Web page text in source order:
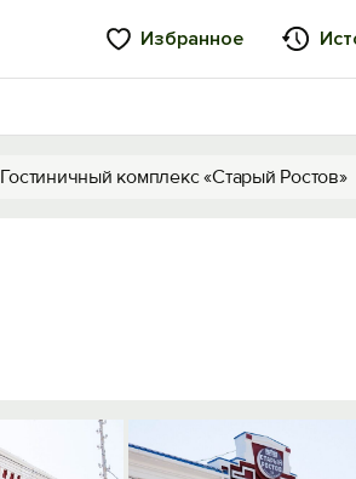
Избранное
Гостиничный комплекс «Старый Ростов»